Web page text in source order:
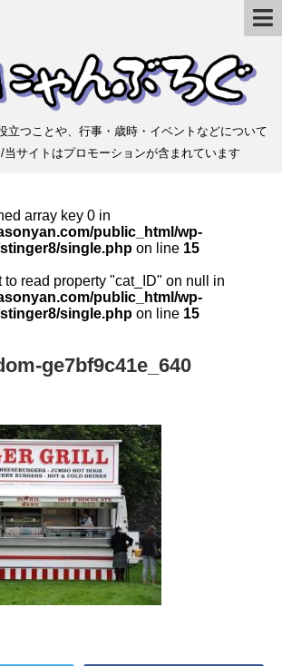
立つことや、行事・歳時・イベントなどについて
当サイトはプロモーションが含まれています
array key 0 in
public_html/wp-
single.php on line 15
to read property "cat_ID" on null in
public_html/wp-
single.php on line 15
ge7bf9c41e_640